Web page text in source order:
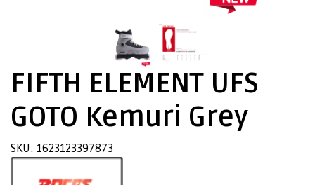
FIFTH ELEMENT UFS
GOTO Kemuri Grey
SKU: 1623123397873